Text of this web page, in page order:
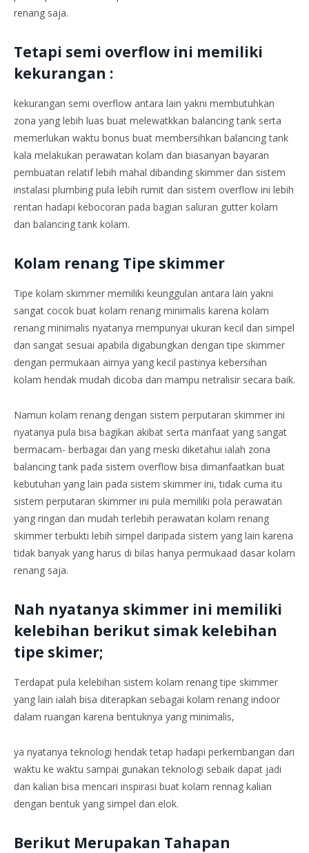
renang saja.
Tetapi semi overflow ini memiliki
kekurangan :
kekurangan semi overflow antara lain yakni membutuhkan
zona yang lebih luas buat melewatkkan balancing tank serta
memerlukan waktu bonus buat membersihkan balancing tank
kala melakukan perawatan kolam dan biasanyan bayaran
pembuatan relatif lebih mahal dibanding skimmer dan sistem
instalasi plumbing pula lebih rumit dan sistem overflow ini lebih
rentan hadapi kebocoran pada bagian saluran gutter kolam
dan balancing tank kolam.
Kolam renang Tipe skimmer
Tipe kolam skimmer memiliki keunggulan antara lain yakni
sangat cocok buat kolam renang minimalis karena kolam
renang minimalis nyatanya mempunyai ukuran kecil dan simpel
dan sangat sesuai apabila digabungkan dengan tipe skimmer
dengan permukaan airnya yang kecil pastinya kebersihan
kolam hendak mudah dicoba dan mampu netralisir secara baik.
Namun kolam renang dengan sistem perputaran skimmer ini
nyatanya pula bisa bagikan akibat serta manfaat yang sangat
bermacam- berbagai dan yang meski diketahui ialah zona
balancing tank pada sistem overflow bisa dimanfaatkan buat
kebutuhan yang lain pada sistem skimmer ini, tidak cuma itu
sistem perputaran skimmer ini pula memiliki pola perawatan
yang ringan dan mudah terlebih perawatan kolam renang
skimmer terbukti lebih simpel daripada sistem yang lain karena
tidak banyak yang harus di bilas hanya permukaad dasar kolam
renang saja.
Nah nyatanya skimmer ini memiliki
kelebihan berikut simak kelebihan
tipe skimer;
Terdapat pula kelebihan sistem kolam renang tipe skimmer
yang lain ialah bisa diterapkan sebagai kolam renang indoor
dalam ruangan karena bentuknya yang minimalis,
ya nyatanya teknologi hendak tetap hadapi perkembangan dari
waktu ke waktu sampai gunakan teknologi sebaik dapat jadi
dan kalian bisa mencari inspirasi buat kolam rennag kalian
dengan bentuk yang simpel dan elok.
Berikut Merupakan Tahapan